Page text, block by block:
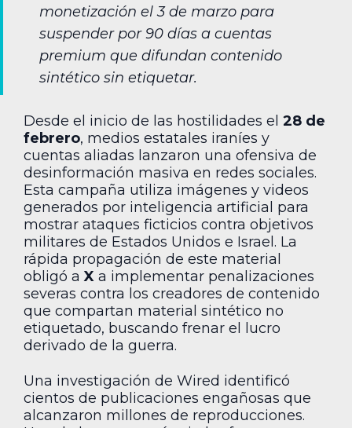
monetización el 3 de marzo para
suspender por 90 días a cuentas
premium que difundan contenido
sintético sin etiquetar.
Desde el inicio de las hostilidades el 28 de
febrero, medios estatales iraníes y
cuentas aliadas lanzaron una ofensiva de
desinformación masiva en redes sociales.
Esta campaña utiliza imágenes y videos
generados por inteligencia artificial para
mostrar ataques ficticios contra objetivos
militares de Estados Unidos e Israel. La
rápida propagación de este material
obligó aX a implementar penalizaciones
severas contra los creadores de contenido
que compartan material sintético no
etiquetado, buscando frenar el lucro
derivado de la guerra.
Una investigación de Wired identificó
cientos de publicaciones engañosas que
alcanzaron millones de reproducciones.